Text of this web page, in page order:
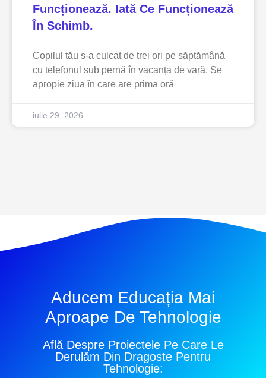
Funcționează. Iată Ce Funcționează
În Schimb.
Copilul tău s-a culcat de trei ori pe săptămână
cu telefonul sub pernă în vacanța de vară. Se
apropie ziua în care are prima oră
iulie 29, 2026
Aducem Educația Mai
Aproape De Tehnologie
Află Despre Proiectele Pe Care Le
Derulăm Din Dragoste Pentru
Tehnologie: